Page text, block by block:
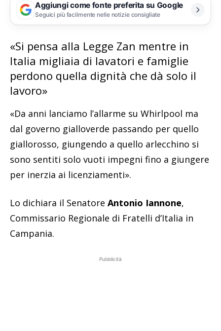
Aggiungi come fonte preferita su Google
Seguici più facilmente nelle notizie consigliate
«Si pensa alla Legge Zan mentre in
Italia migliaia di lavatori e famiglie
perdono quella dignità che dà solo il
lavoro»
«Da anni lanciamo l’allarme su Whirlpool ma
dal governo gialloverde passando per quello
giallorosso, giungendo a quello arlecchino si
sono sentiti solo vuoti impegni fino a giungere
per inerzia ai licenziamenti».
Lo dichiara il Senatore Antonio Iannone,
Commissario Regionale di Fratelli d’Italia in
Campania.
Pubblicità